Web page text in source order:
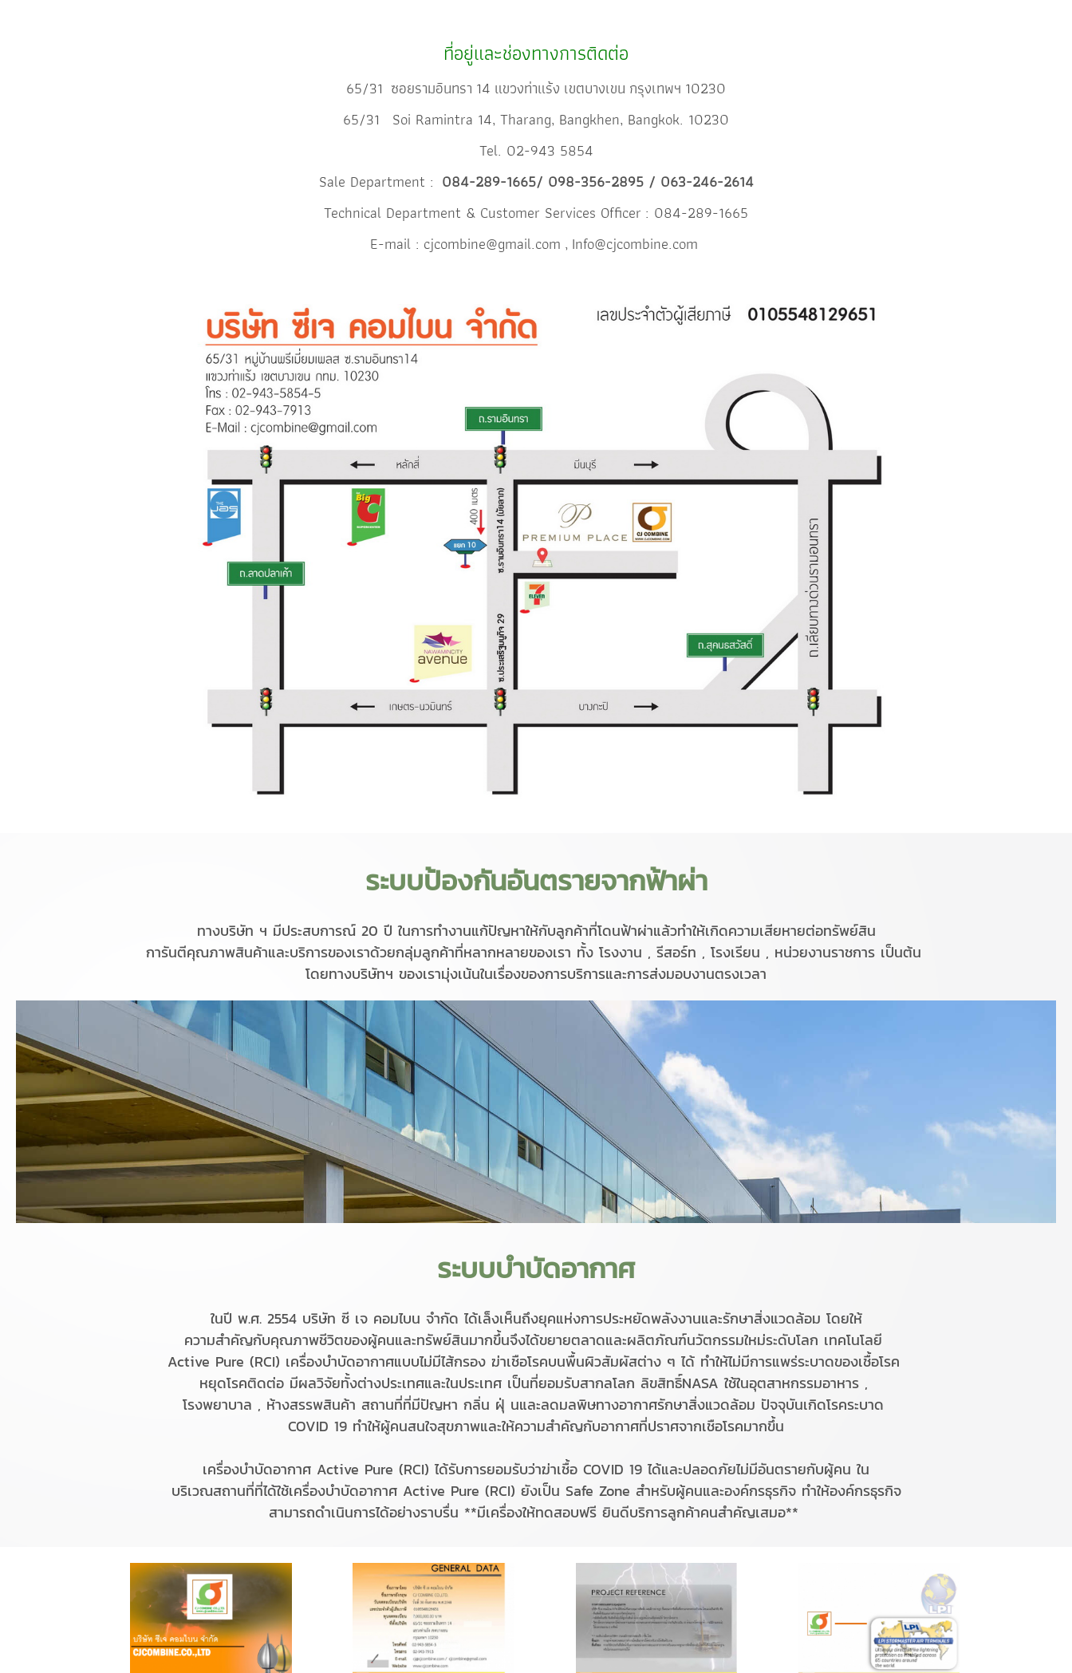
ที่อยู่และช่องทางการติดต่อ
65/31 ซอยรามอินทรา 14 แขวงท่าแร้ง เขตบางเขน กรุงเทพฯ 10230
65/31 Soi Ramintra 14, Tharang, Bangkhen, Bangkok. 10230
Tel. 02-943 5854
Sale Department : 084-289-1665/ 098-356-2895 / 063-246-2614
Technical Department & Customer Services Officer : 084-289-1665
E-mail : cjcombine@gmail.com , Info@cjcombine.com
ระบบป้องกันอันตรายจากฟ้าผ่า
ทางบริษัท ฯ มีประสบการณ์ 20 ปี ในการทํางานแก้ปัญหาให้กับลูกค้าที่โดนฟ้าผ่าแล้วทําให้เกิดความเสียหายต่อทรัพย์สิน
การันตีคุณภาพสินค้าและบริการของเราด้วยกลุ่มลูกค้าที่หลากหลายของเรา ทั้ง โรงงาน , รีสอร์ท , โรงเรียน , หน่วยงานราชการ เป็นต้น
โดยทางบริษัทฯ ของเรามุ่งเน้นในเรื่องของการบริการและการส่งมอบงานตรงเวลา
ระบบบำบัดอากาศ
ในปี พ.ศ. 2554 บริษัท ซี เจ คอมไบน จํากัด ได้เล็งเห็นถึงยุคแห่งการประหยัดพลังงานและรักษาสิ่งแวดล้อม โดยให้
ความสําคัญกับคุณภาพชีวิตของผู้คนและทรัพย์สินมากขึ้นจึงได้ขยายตลาดและผลิตภัณฑ์นวัตกรรมใหม่ระดับโลก เทคโนโลยี
Active Pure (RCI) เครื่องบําบัดอากาศแบบไม่มีไส้กรอง ฆ่าเชือโรคบนพื้นผิวสัมผัสต่าง ๆ ได้ ทําให้ไม่มีการแพร่ระบาดของเชื้อโรค
หยุดโรคติดต่อ มีผลวิจัยทั้งต่างประเทศและในประเทศ เป็นที่ยอมรับสากลโลก ลิขสิทธิ์NASA ใช้ในอุตสาหกรรมอาหาร ,
โรงพยาบาล , ห้างสรรพสินค้า สถานที่ที่มีปัญหา กลิ่น ฝุ่ นและลดมลพิษทางอากาศรักษาสิ่งแวดล้อม ปัจจุบันเกิดโรคระบาด
COVID 19 ทําให้ผู้คนสนใจสุขภาพและให้ความสําคัญกับอากาศที่ปราศจากเชือโรคมากขึ้น
เครื่องบําบัดอากาศ Active Pure (RCI) ได้รับการยอมรับว่าฆ่าเชื้อ COVID 19 ได้และปลอดภัยไม่มีอันตรายกับผู้คน ใน
บริเวณสถานที่ที่ได้ใช้เครื่องบําบัดอากาศ Active Pure (RCI) ยังเป็น Safe Zone สําหรับผู้คนและองค์กรธุรกิจ ทําให้องค์กรธุรกิจ
สามารถดําเนินการได้อย่างราบรื่น **มีเครื่องให้ทดสอบฟรี ยินดีบริการลูกค้าคนสําคัญเสมอ**